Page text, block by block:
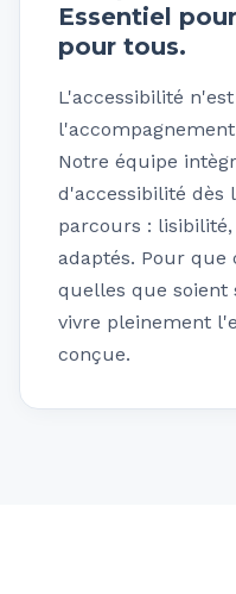
Essentiel
pour tous.
L'accessibilité
Notre équipe
d'accessibilité dès
parcours :
adaptés. Pour que
quelles que soient
vivre pleinement
conçue.